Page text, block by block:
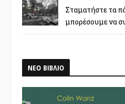
Σταματήστε τα
μπορέσουμε να
ΝΕΟ ΒΙΒΛΙΟ